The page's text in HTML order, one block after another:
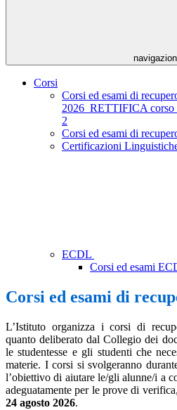
Corsi
Corsi ed esami di
2026_RETTIFICA
2
Corsi ed esami di
Certificazioni
ECDL
Corsi ed esami
Corsi ed esami di
L’Istituto organizza i corsi di
quanto deliberato dal Collegio dei
le studentesse e gli studenti che
materie. I corsi si svolgeranno
l’obiettivo di aiutare le/gli alunne/i a
adeguatamente per le prove di
24 agosto 2026.